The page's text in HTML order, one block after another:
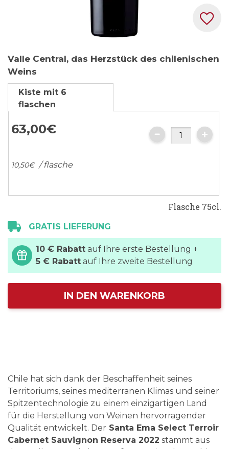
Anfang
der
Bildgalerie
springen
Valle Central, das Herzstück des chilenischen
Weins
Kiste mit 6
flaschen
63,00€
10,50€ / flasche
Flasche 75cl.
GRATIS LIEFERUNG
10 € Rabatt auf Ihre erste Bestellung +
5 € Rabatt auf Ihre zweite Bestellung
IN DEN WARENKORB
Chile hat sich dank der Beschaffenheit seines
Territoriums, seines mediterranen Klimas und seiner
Spitzentechnologie zu einem einzigartigen Land
für die Herstellung von Weinen hervorragender
Qualität entwickelt. Der Santa Ema Select Terroir
Cabernet Sauvignon Reserva 2022 stammt aus